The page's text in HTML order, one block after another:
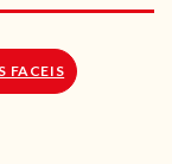
FACEIS